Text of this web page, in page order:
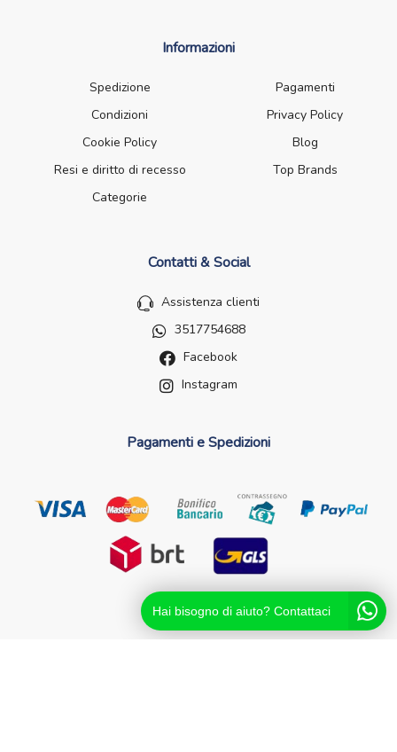
Informazioni
Spedizione
Pagamenti
Condizioni
Privacy Policy
Cookie Policy
Blog
Resi e diritto di recesso
Top Brands
Categorie
Contatti & Social
Assistenza clienti
3517754688
Facebook
Instagram
Pagamenti e Spedizioni
Hai bisogno di aiuto? Contattaci